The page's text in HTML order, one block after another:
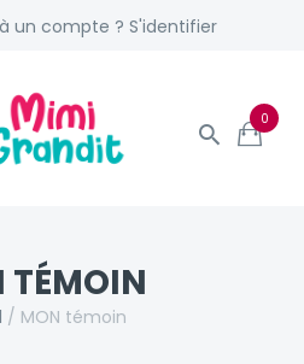
un compte ? S'identifier
0
TÉMOIN
/ MON témoin